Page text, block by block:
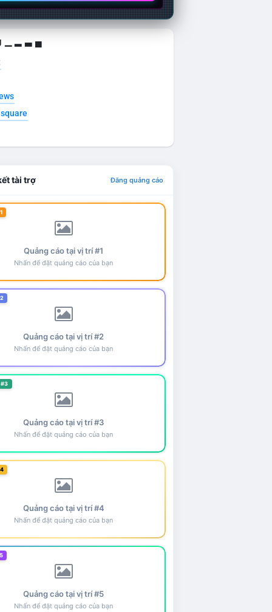
▁ ▂ ▃ ▄
tài trợ Đăng quảng cáo
Quảng cáo tại vị trí #1
Nhấn để đặt quảng cáo của bạn
Quảng cáo tại vị trí #2
Nhấn để đặt quảng cáo của bạn
Quảng cáo tại vị trí #3
Nhấn để đặt quảng cáo của bạn
Quảng cáo tại vị trí #4
Nhấn để đặt quảng cáo của bạn
Quảng cáo tại vị trí #5
Nhấn để đặt quảng cáo của bạn